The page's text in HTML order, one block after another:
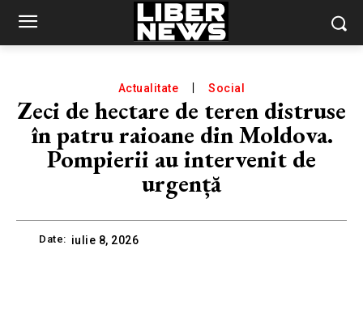
Actualitate Social
Zeci de hectare de teren distruse
în patru raioane din Moldova.
Pompierii au intervenit de
urgență
Date: iulie 8, 2026